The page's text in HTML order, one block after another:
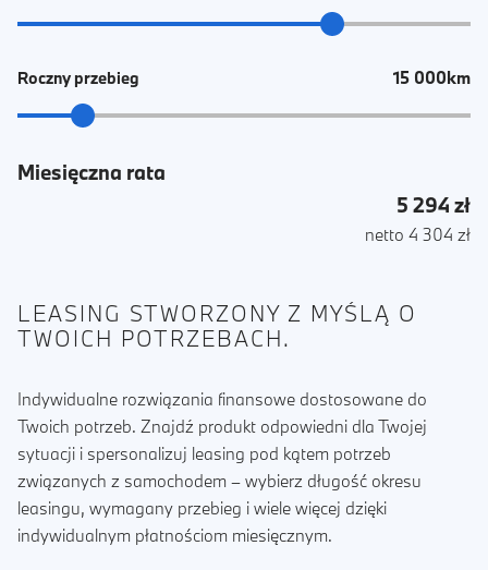
Roczny przebieg 15 000km
Miesięczna rata
5 294 zł
netto 4 304 zł
LEASING STWORZONY Z MYŚLĄ O
TWOICH POTRZEBACH.
Indywidualne rozwiązania finansowe dostosowane do
Twoich potrzeb. Znajdź produkt odpowiedni dla Twojej
sytuacji i spersonalizuj leasing pod kątem potrzeb
związanych z samochodem – wybierz długość okresu
leasingu, wymagany przebieg i wiele więcej dzięki
indywidualnym płatnościom miesięcznym.